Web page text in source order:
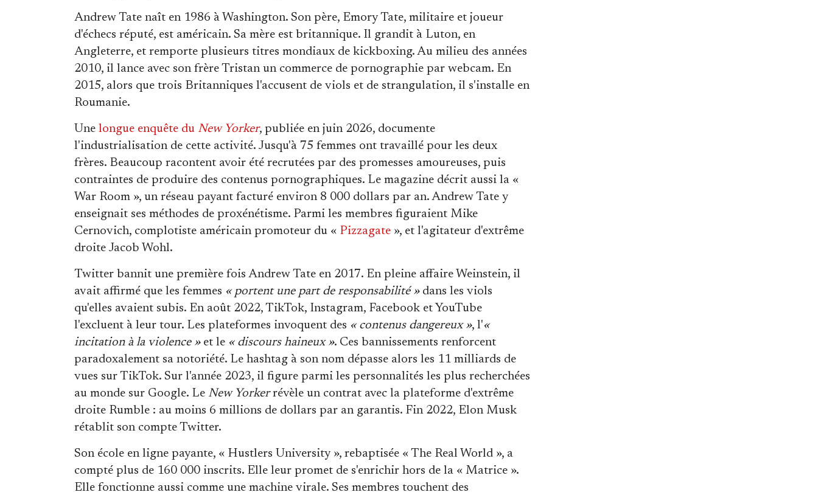
Andrew Tate naît en 1986 à Washington. Son père, Emory Tate, militaire et joueur
d'échecs réputé, est américain. Sa mère est britannique. Il grandit à Luton, en
Angleterre, et remporte plusieurs titres mondiaux de kickboxing. Au milieu des années
2010, il lance avec son frère Tristan un commerce de pornographie par webcam. En
2015, alors que trois Britanniques l'accusent de viols et de strangulation, il s'installe en
Roumanie.
Une longue enquête du New Yorker, publiée en juin 2026, documente
l'industrialisation de cette activité. Jusqu'à 75 femmes ont travaillé pour les deux
frères. Beaucoup racontent avoir été recrutées par des promesses amoureuses, puis
contraintes de produire des contenus pornographiques. Le magazine décrit aussi la «
War Room », un réseau payant facturé environ 8 000 dollars par an. Andrew Tate y
enseignait ses méthodes de proxénétisme. Parmi les membres figuraient Mike
Cernovich, complotiste américain promoteur du « Pizzagate », et l'agitateur d'extrême
droite Jacob Wohl.
Twitter bannit une première fois Andrew Tate en 2017. En pleine affaire Weinstein, il
avait affirmé que les femmes « portent une part de responsabilité »dans les viols
qu'elles avaient subis. En août 2022, TikTok, Instagram, Facebook et YouTube
l'excluent à leur tour. Les plateformes invoquent des « contenus dangereux », l'«
incitation à la violence »et le « discours haineux ». Ces bannissements renforcent
paradoxalement sa notoriété. Le hashtag à son nom dépasse alors les 11 milliards de
vues sur TikTok. Sur l'année 2023, il figure parmi les personnalités les plus recherchées
au monde sur Google. Le New Yorkerrévèle un contrat avec la plateforme d'extrême
droite Rumble : au moins 6 millions de dollars par an garantis. Fin 2022, Elon Musk
rétablit son compte Twitter.
Son école en ligne payante, « Hustlers University », rebaptisée « The Real World », a
compté plus de 160 000 inscrits. Elle leur promet de s'enrichir hors de la « Matrice ».
Elle fonctionne aussi comme une machine virale. Ses membres touchent des